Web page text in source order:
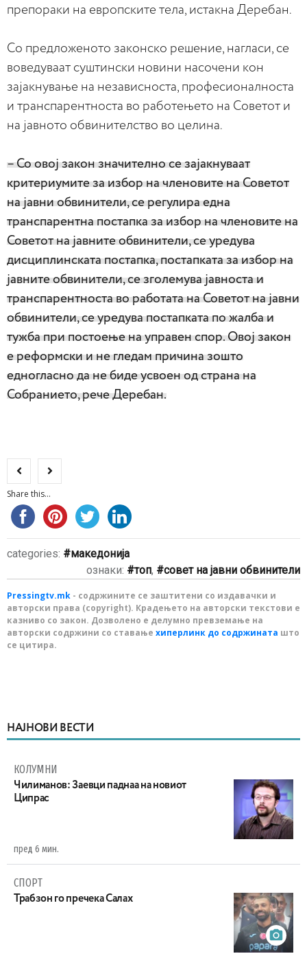
препораки на европските тела, истакна Деребан.
Со предложеното законско решение, нагласи, се
воведуваат суштински новини насочени кон
зајакнување на независноста, професионалноста
и транспарентноста во работењето на Советот и
на јавното обвинителство во целина.
– Со овој закон значитeлно се зајакнуваат
критериумите за избор на членовите на Советот
на јавни обвинители, се регулира една
транспарентна постапка за избор на членовите на
Советот на јавните обвинители, се уредува
дисциплинската постапка, постапката за избор на
јавните обвинители, се зголемува јавноста и
транспарентноста во работата на Советот на јавни
обвинители, се уредува постапката по жалба и
тужба при постоење на управен спор. Овој закон
е реформски и не гледам причина зошто
едногласно да не биде усвоен од страна на
Собранието, рече Деребан.
Share this...
categories:
македонија
ознаки:
топ, совет на јавни обвинители
Pressingtv.mk - содржините се заштитени со издавачки и
авторски права (copyright). Крадењето на авторски текстови е
казниво со закон. Дозволено е делумно превземање на
авторски содржини со ставање хиперлинк до содржината што
се цитира.
НАЈНОВИ ВЕСТИ
КОЛУМНИ
Чилиманов: Заевци паднаа на новиот
Ципрас
пред 6 мин.
СПОРТ
Трабзон го пречека Салах